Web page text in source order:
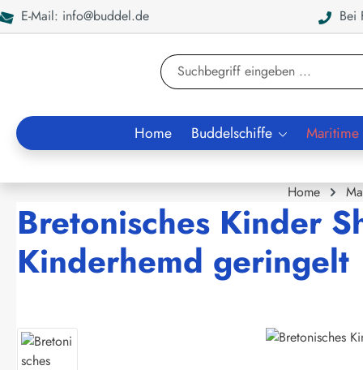
Zur Suche springen
E-Mail: info@buddel.de Bei
Home Buddelschiffe
Home
Bretonisches Kinder
Kinderhemd geringelt
Bildergalerie überspringen